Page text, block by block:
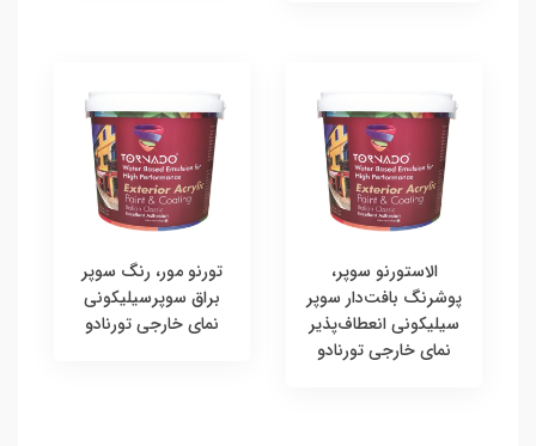
الاستورنو سوپر،
پوشرنگ بافت‌دار سوپر
سیلیکونی انعطاف‌پذیر
نمای خارجی تورنادو
تورنو مور، رنگ سوپر
براق سوپرسیلیکونی
نمای خارجی تورنادو